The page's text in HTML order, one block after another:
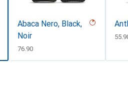
Abaca Nero, Black,
Noir
CHF
76.90
CHF